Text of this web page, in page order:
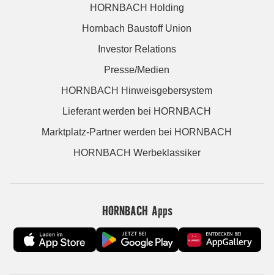
HORNBACH Holding
Hornbach Baustoff Union
Investor Relations
Presse/Medien
HORNBACH Hinweisgebersystem
Lieferant werden bei HORNBACH
Marktplatz-Partner werden bei HORNBACH
HORNBACH Werbeklassiker
HORNBACH Apps